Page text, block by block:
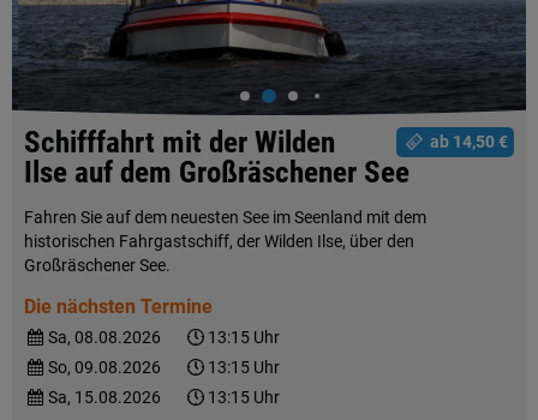
ab 14,50 €
Schifffahrt mit der Wilden
Ilse auf dem Großräschener See
Fahren Sie auf dem neuesten See im Seenland mit dem
historischen Fahrgastschiff, der Wilden Ilse, über den
Großräschener See.
Die nächsten Termine
Sa, 08.08.2026
13:15 Uhr
So, 09.08.2026
13:15 Uhr
Sa, 15.08.2026
13:15 Uhr